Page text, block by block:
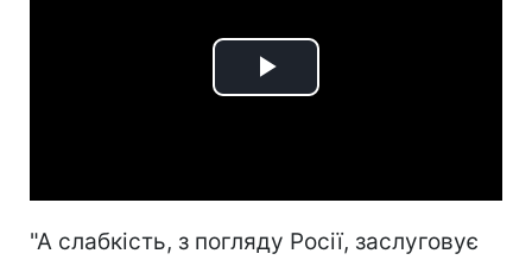
Play
"А слабкість, з погляду Росії, заслуговує